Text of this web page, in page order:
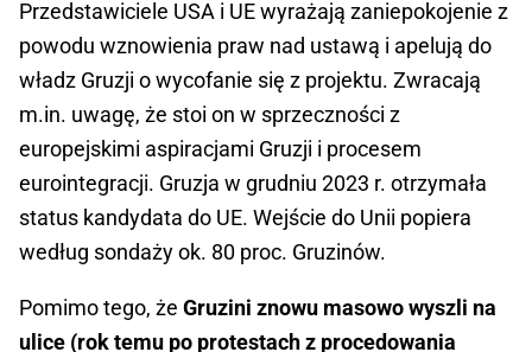
Przedstawiciele USA i UE wyrażają zaniepokojenie z
powodu wznowienia praw nad ustawą i apelują do
władz Gruzji o wycofanie się z projektu. Zwracają
m.in. uwagę, że stoi on w sprzeczności z
europejskimi aspiracjami Gruzji i procesem
eurointegracji. Gruzja w grudniu 2023 r. otrzymała
status kandydata do UE. Wejście do Unii popiera
według sondaży ok. 80 proc. Gruzinów.
Pomimo tego, że Gruzini znowu masowo wyszli na
ulice (rok temu po protestach z procedowania